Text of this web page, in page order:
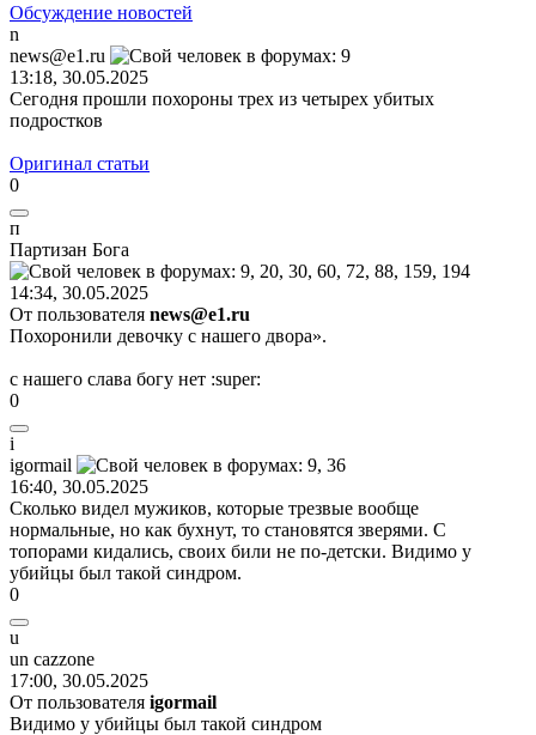
Обсуждение новостей
n
news@e1.ru
13:18, 30.05.2025
Сегодня прошли похороны трех из четырех убитых
подростков
Оригинал статьи
0
п
Партизан Бога
14:34, 30.05.2025
От пользователя news@e1.ru
Похоронили девочку с нашего двора».
с нашего слава богу нет :super:
0
i
igormail
16:40, 30.05.2025
Сколько видел мужиков, которые трезвые вообще
нормальные, но как бухнут, то становятся зверями. С
топорами кидались, своих били не по-детски. Видимо у
убийцы был такой синдром.
0
u
un cazzone
17:00, 30.05.2025
От пользователя igormail
Видимо у убийцы был такой синдром